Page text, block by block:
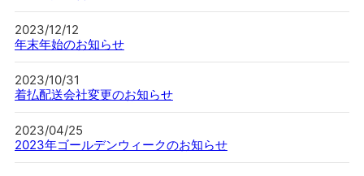
2023/12/12
年末年始のお知らせ
2023/10/31
着払配送会社変更のお知らせ
2023/04/25
2023年ゴールデンウィークのお知らせ